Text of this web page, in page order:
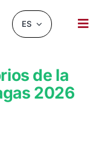
ES
de la
2026